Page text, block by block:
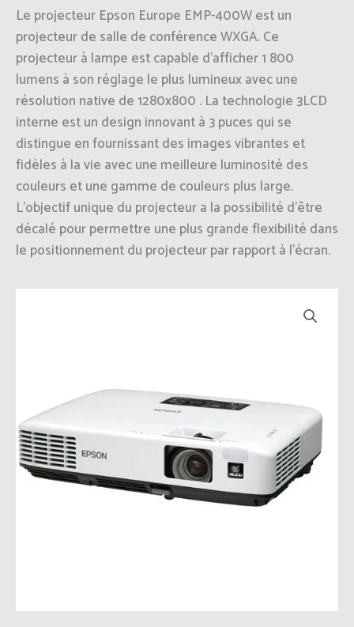
Le projecteur Epson Europe EMP-400W est un
projecteur de salle de conférence WXGA. Ce
projecteur à lampe est capable d’afficher 1 800
lumens à son réglage le plus lumineux avec une
résolution native de 1280x800 . La technologie 3LCD
interne est un design innovant à 3 puces qui se
distingue en fournissant des images vibrantes et
fidèles à la vie avec une meilleure luminosité des
couleurs et une gamme de couleurs plus large.
L’objectif unique du projecteur a la possibilité d’être
décalé pour permettre une plus grande flexibilité dans
le positionnement du projecteur par rapport à l’écran.